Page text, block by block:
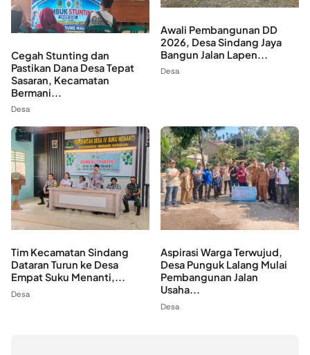
Cegah Stunting dan
Pastikan Dana Desa Tepat
Sasaran, Kecamatan
Bermani...
Desa
Awali Pembangunan DD
2026, Desa Sindang Jaya
Bangun Jalan Lapen...
Desa
Tim Kecamatan Sindang
Dataran Turun ke Desa
Empat Suku Menanti,...
Desa
Aspirasi Warga Terwujud,
Desa Punguk Lalang Mulai
Pembangunan Jalan
Usaha...
Desa